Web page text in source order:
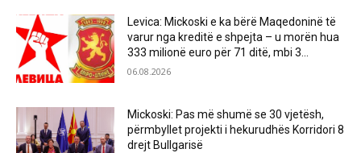
Levica: Mickoski e ka bërë Maqedoninë të
varur nga kreditë e shpejta – u morën hua
333 milionë euro për 71 ditë, mbi 3...
06.08.2026
Mickoski: Pas më shumë se 30 vjetësh,
përmbyllet projekti i hekurudhës Korridori 8
drejt Bullgarisë